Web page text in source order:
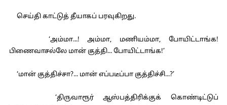
செய்தி காட்டுத் தீயாகப் பரவுகிறது.
‘அம்மா...! அம்மா, மணியம்மா, போயிட்டாங்க!
பிணைவாசல்லே மான் குத்தி... போயிட்டாங்க!’
‘மான் குத்திச்சா?... மான் எப்படீப்பா குத்திச்சி...?’
‘திருவாரூர் ஆஸ்பத்திரிக்குக் கொண்டிட்டுப்